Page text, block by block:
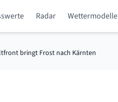
Radar Wettermodelle
bringt Frost nach Kärnten